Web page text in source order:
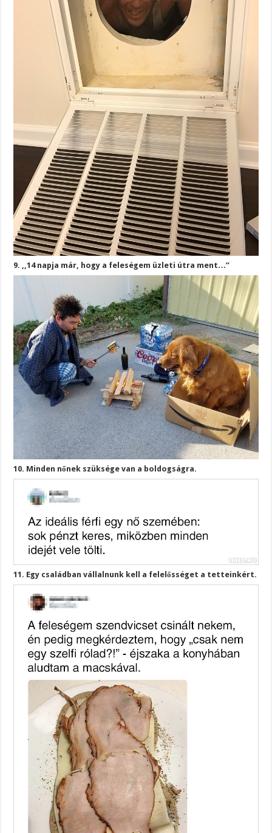
9. ,,14 napja már, hogy a feleségem üzleti útra ment…”
10. Minden nőnek szüksége van a boldogságra.
11. Egy családban vállalnunk kell a felelősséget a tetteinkért.